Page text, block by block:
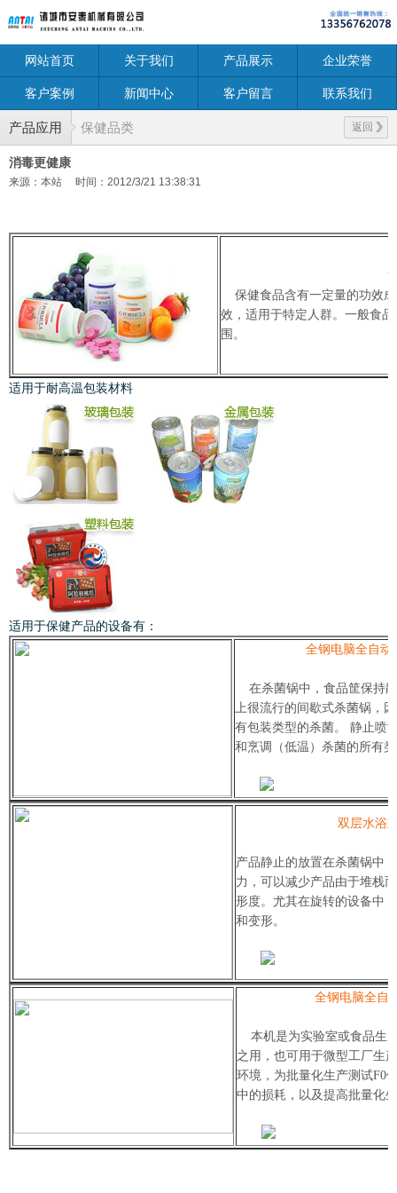
网站首页 关于我们 产品展示 企业荣誉
客户案例 新闻中心 客户留言 联系我们
产品应用 返回
保健品类
消毒更健康
来源：本站 时间：2012/3/21 13:38:31
保健食品含有一定量的功效
效，适用于特定人群。一般食
围。
适用于耐高温包装材料
适用于保健产品的设备有：
全钢电脑全自动
在杀菌锅中，食品筐保持
上很流行的间歇式杀菌锅，
有包装类型的杀菌。 静止喷
和烹调（低温）杀菌的所有
双层水浴
产品静止的放置在杀菌锅中
力，可以减少产品由于堆栈
形度。尤其在旋转的设备中
和变形。
全钢电脑全自
本机是为实验室或食品生
之用，也可用于微型工厂生
环境，为批量化生产测试F0
中的损耗，以及提高批量化